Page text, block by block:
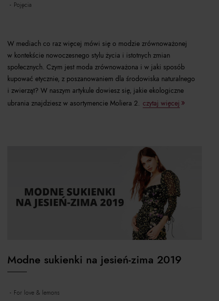
pojęcia
W mediach co raz więcej mówi się o modzie zrównoważonej
w kontekście nowoczesnego stylu życia i istotnych zmian
społecznych. Czym jest moda zrównoważona i w jaki sposób
kupować etycznie, z poszanowaniem dla środowiska naturalnego
i zwierząt? W naszym artykule dowiesz się, jakie ekologiczne
ubrania znajdziesz w asortymencie Moliera 2. czytaj więcej
Modne sukienki na jesień-zima 2019
for love & lemons